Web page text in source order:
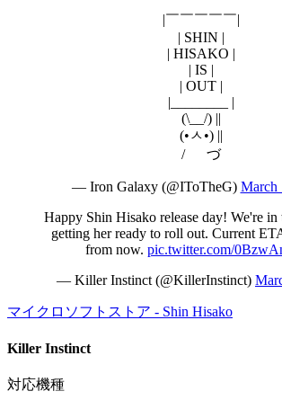
|￣￣￣￣￣|
| SHIN |
| HISAKO |
| IS |
| OUT |
|________ |
(\__/) ||
(•ㅅ•) ||
/ づ
— Iron Galaxy (@IToTheG) March
Happy Shin Hisako release day! We're in
getting her ready to roll out. Current
from now. pic.twitter.com/
— Killer Instinct (@KillerInstinct)
マイクロソフトストア - Shin Hisako
Killer Instinct
対応機種